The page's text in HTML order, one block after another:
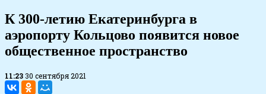
К 300-летию Екатеринбурга в
аэропорту Кольцово появится новое
общественное пространство
11:23 30 сентября 2021